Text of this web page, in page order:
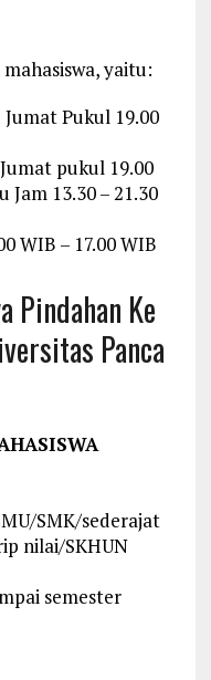
yaitu:
Pukul 19.00
pukul 19.00
Jam 13.30 – 21.30
WIB – 17.00 WIB
Pindahan Ke
Panca
SMK/sederajat
nilai/SKHUN
semester